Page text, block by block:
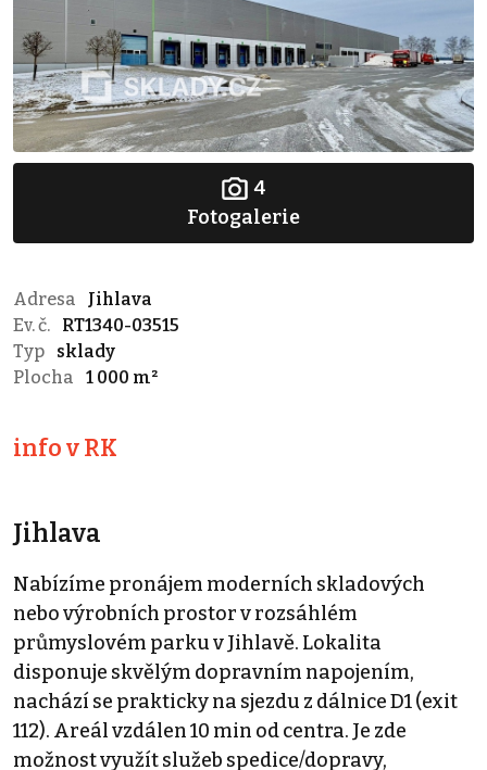
4
Fotogalerie
Adresa
Jihlava
Ev. č.
RT1340-03515
Typ
sklady
Plocha
1 000 m²
info v RK
Jihlava
Nabízíme pronájem moderních skladových
nebo výrobních prostor v rozsáhlém
průmyslovém parku v Jihlavě. Lokalita
disponuje skvělým dopravním napojením,
nachází se prakticky na sjezdu z dálnice D1 (exit
112). Areál vzdálen 10 min od centra. Je zde
možnost využít služeb spedice/dopravy,